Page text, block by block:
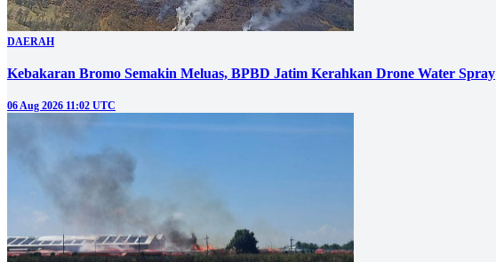
DAERAH
Kebakaran Bromo Semakin Meluas, BPBD Jatim Kerahkan Drone Water Spray
06 Aug 2026 11:02 UTC